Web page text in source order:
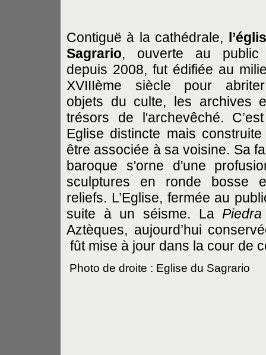
Contiguë à la cathédrale,
Sagrario, ouverte au public
depuis 2008, fut édifiée au
XVIIIème siècle pour
objets du culte, les archives
trésors de l'archevêché.
Eglise distincte mais
être associée à sa voisine. Sa
baroque s'orne d'une
sculptures en ronde bosse
reliefs. L’Eglise, fermée au
suite à un séisme. La
Aztèques, aujourd’hui
fût mise à jour dans la cour de
Photo de droite : Eglise du Sagrario